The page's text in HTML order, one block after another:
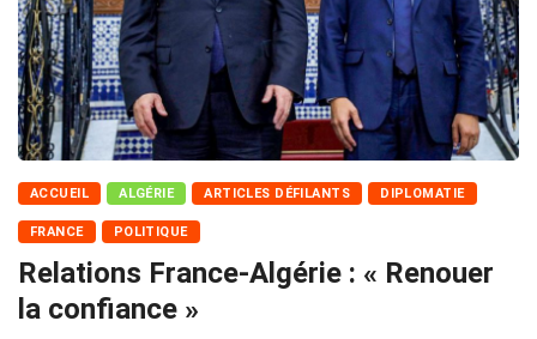
ACCUEIL ALGÉRIE ARTICLES DÉFILANTS DIPLOMATIE
FRANCE POLITIQUE
Relations France-Algérie : « Renouer
la confiance »